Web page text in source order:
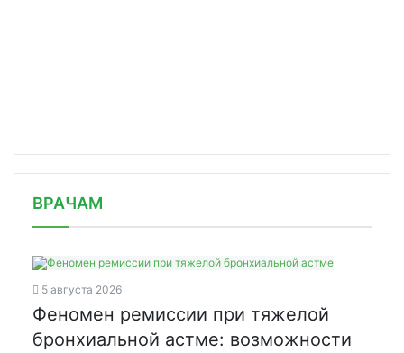
ВРАЧАМ
5 августа 2026
Феномен ремиссии при тяжелой
бронхиальной астме: возможности